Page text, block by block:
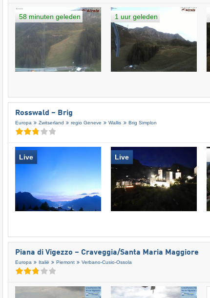
58 minuten geleden 1 uur geleden
Rosswald – Brig
Europa Zwitserland regio Geneve Wallis Brig Simplon
Live Live
Piana di Vigezzo – Craveggia/​Santa Maria Maggiore
Europa Italië Piemont Verbano-Cusio-Ossola